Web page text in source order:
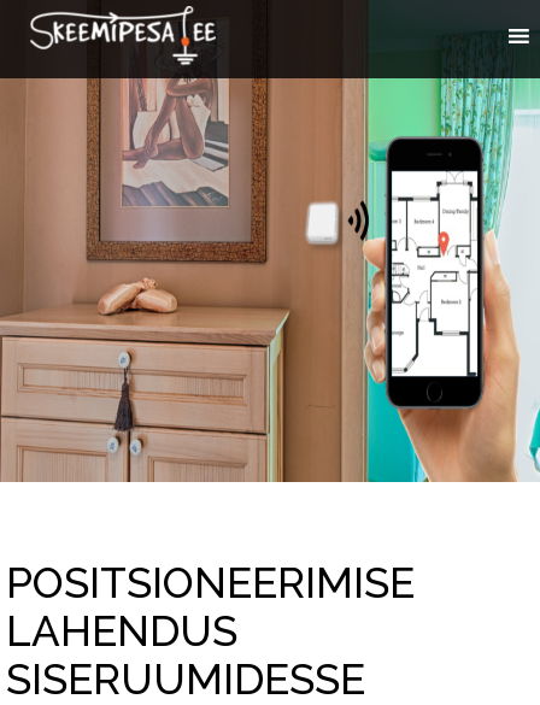
POSITSIONEERIMISE
LAHENDUS
SISERUUMIDESSE